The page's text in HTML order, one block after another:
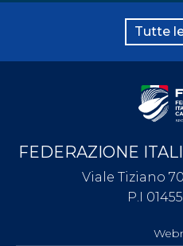
Tutte
FEDERAZIONE
Viale Tiziano
P.I